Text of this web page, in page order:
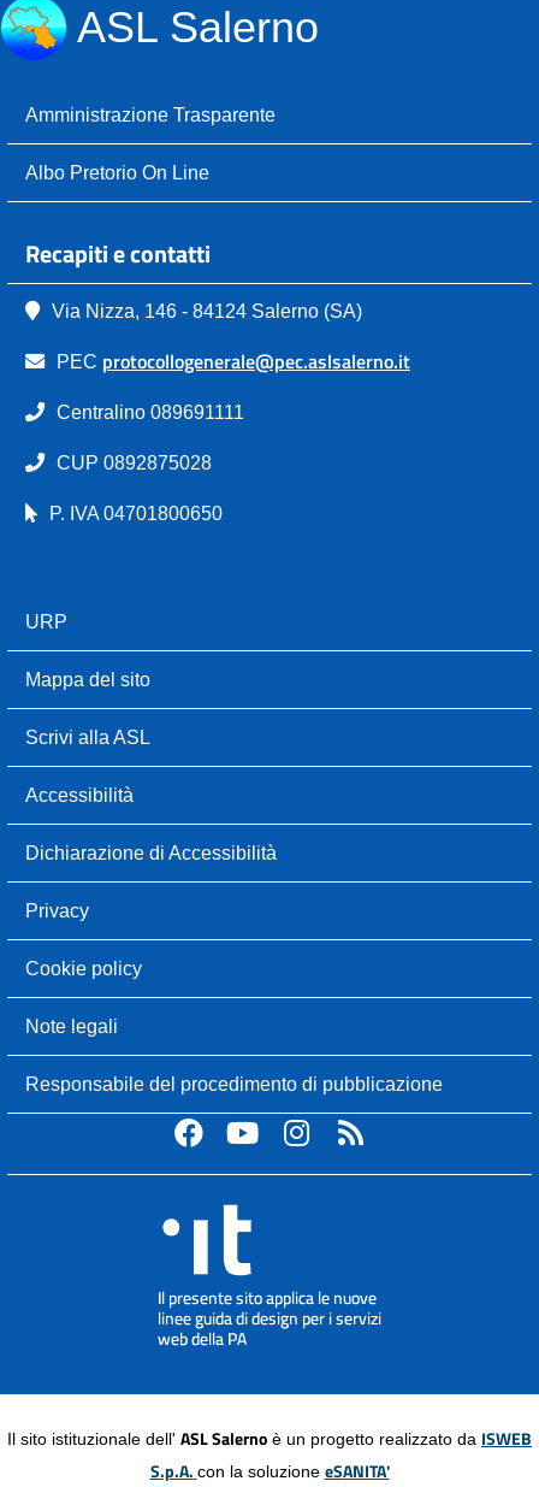
ASL Salerno
Amministrazione Trasparente
Albo Pretorio On Line
Recapiti e contatti
Via Nizza, 146 - 84124 Salerno (SA)
PEC protocollogenerale@pec.aslsalerno.it
Centralino 089691111
CUP 0892875028
P. IVA 04701800650
URP
Mappa del sito
Scrivi alla ASL
Accessibilità
Dichiarazione di Accessibilità
Privacy
Cookie policy
Note legali
Responsabile del procedimento di pubblicazione
Il sito istituzionale dell' ASL Salerno è un progetto realizzato da ISWEB
S.p.A. con la soluzione eSANITA'